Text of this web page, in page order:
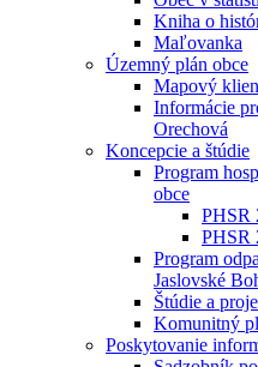
Kniha o
Maľovanka
Územný plán obce
Mapový
Informácie
Orechová
Koncepcie a štúdie
Program
obce
PHSR
PHSR
Program
Jaslovské
Štúdie a
Komunitný
Poskytovanie